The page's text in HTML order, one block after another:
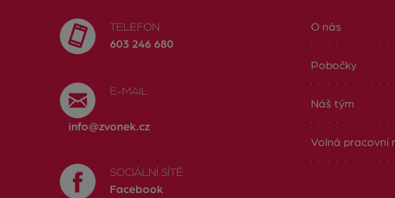
TELEFON
603 246 680
E-MAIL
info@zvonek.cz
SOCIÁLNÍ SÍTĚ
Facebook
O nás
Pobočky
Náš tým
Volná pracovní